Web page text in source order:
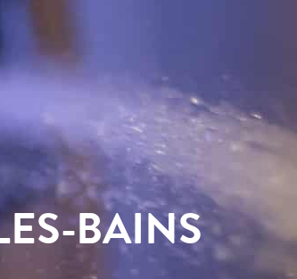
BAINS